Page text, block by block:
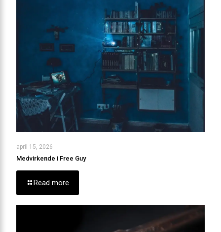
april 15, 2026
Medvirkende i Free Guy
Read more